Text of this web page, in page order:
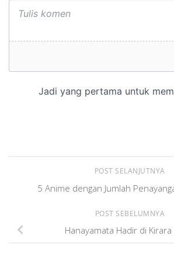
POST SELANJUTNYA
5 Anime dengan Jumlah
POST SEBELUMNYA
Hanayamata Hadir di Kirara